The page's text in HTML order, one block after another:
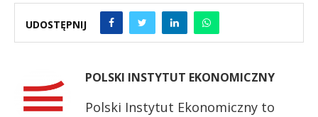
UDOSTĘPNIJ
POLSKI INSTYTUT EKONOMICZNY
Polski Instytut Ekonomiczny to